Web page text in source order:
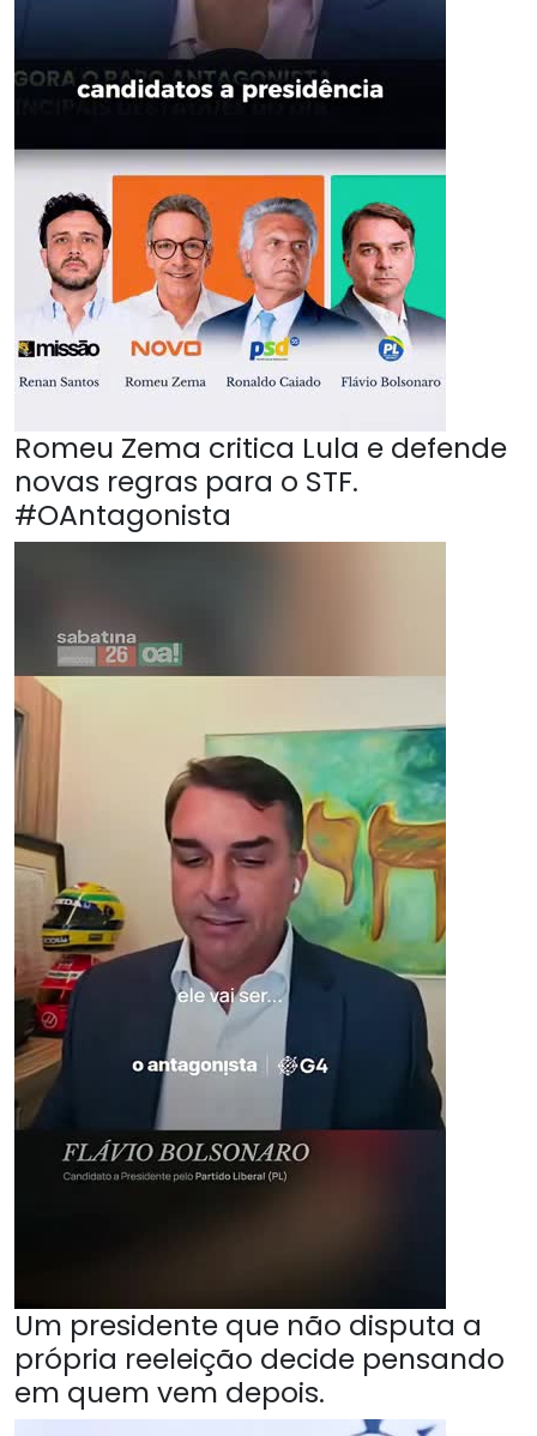
Romeu Zema critica Lula e defende
novas regras para o STF.
#OAntagonista
Um presidente que não disputa a
própria reeleição decide pensando
em quem vem depois.